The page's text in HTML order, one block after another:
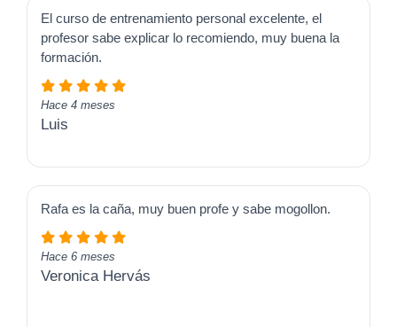
El curso de entrenamiento personal excelente, el
profesor sabe explicar lo recomiendo, muy buena la
formación.
Hace 4 meses
Luis
Rafa es la caña, muy buen profe y sabe mogollon.
Hace 6 meses
Veronica Hervás